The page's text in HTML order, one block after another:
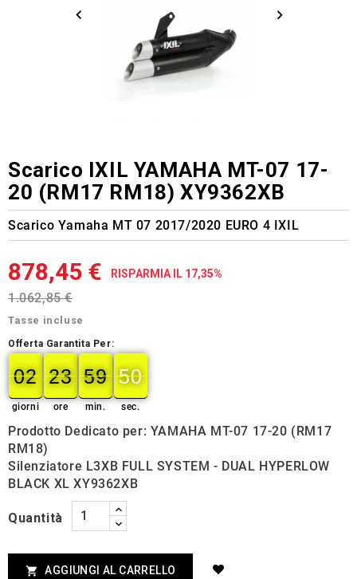
Scarico IXIL YAMAHA MT-07 17-
20 (RM17 RM18) XY9362XB
Scarico Yamaha MT 07 2017/2020 EURO 4 IXIL
878,45 € RISPARMIA IL 17,35%
1.062,85 €
Tasse incluse
Offerta Garantita Per:
02
02
00
giorni
23
23
00
ore
59
59
00
min.
50
49
50
sec.
Prodotto Dedicato per: YAMAHA MT-07 17-20 (RM17
RM18)
Silenziatore L3XB FULL SYSTEM - DUAL HYPERLOW
BLACK XL XY9362XB
Quantità
 AGGIUNGI AL CARRELLO